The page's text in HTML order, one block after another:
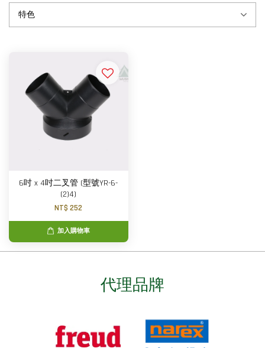
6吋 x 4吋二叉管 (型號YR-6-
(2)4)
NT$ 252
加入購物車
代理品牌